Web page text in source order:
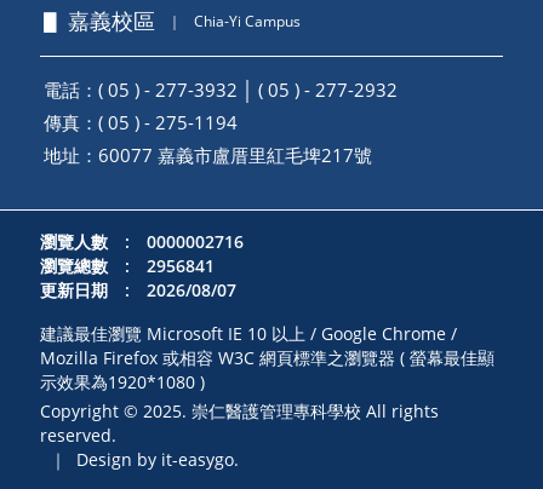
▋ 嘉義校區 ｜ Chia-Yi Campus
電話：( 05 ) - 277-3932 │ ( 05 ) - 277-2932
傳真：( 05 ) - 275-1194
地址： 60077 嘉義市盧厝里紅毛埤217號
瀏覽人數 : 0000002716
瀏覽總數 : 2956841
更新日期 : 2026/08/07
建議最佳瀏覽 Microsoft IE 10 以上 / Google Chrome /
Mozilla Firefox 或相容 W3C 網頁標準之瀏覽器 ( 螢幕最佳顯
示效果為1920*1080 )
Copyright © 2025. 崇仁醫護管理專科學校 All rights
reserved.
｜
Design by it-easygo.